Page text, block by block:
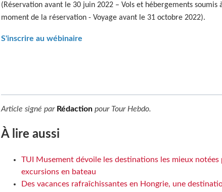
(Réservation avant le 30 juin 2022 – Vols et hébergements soumis
moment de la réservation - Voyage avant le 31 octobre 2022).
S'inscrire au wébinaire
Article signé par Rédactionpour Tour Hebdo.
À lire aussi
TUI Musement dévoile les destinations les mieux notées
excursions en bateau
Des vacances rafraîchissantes en Hongrie, une